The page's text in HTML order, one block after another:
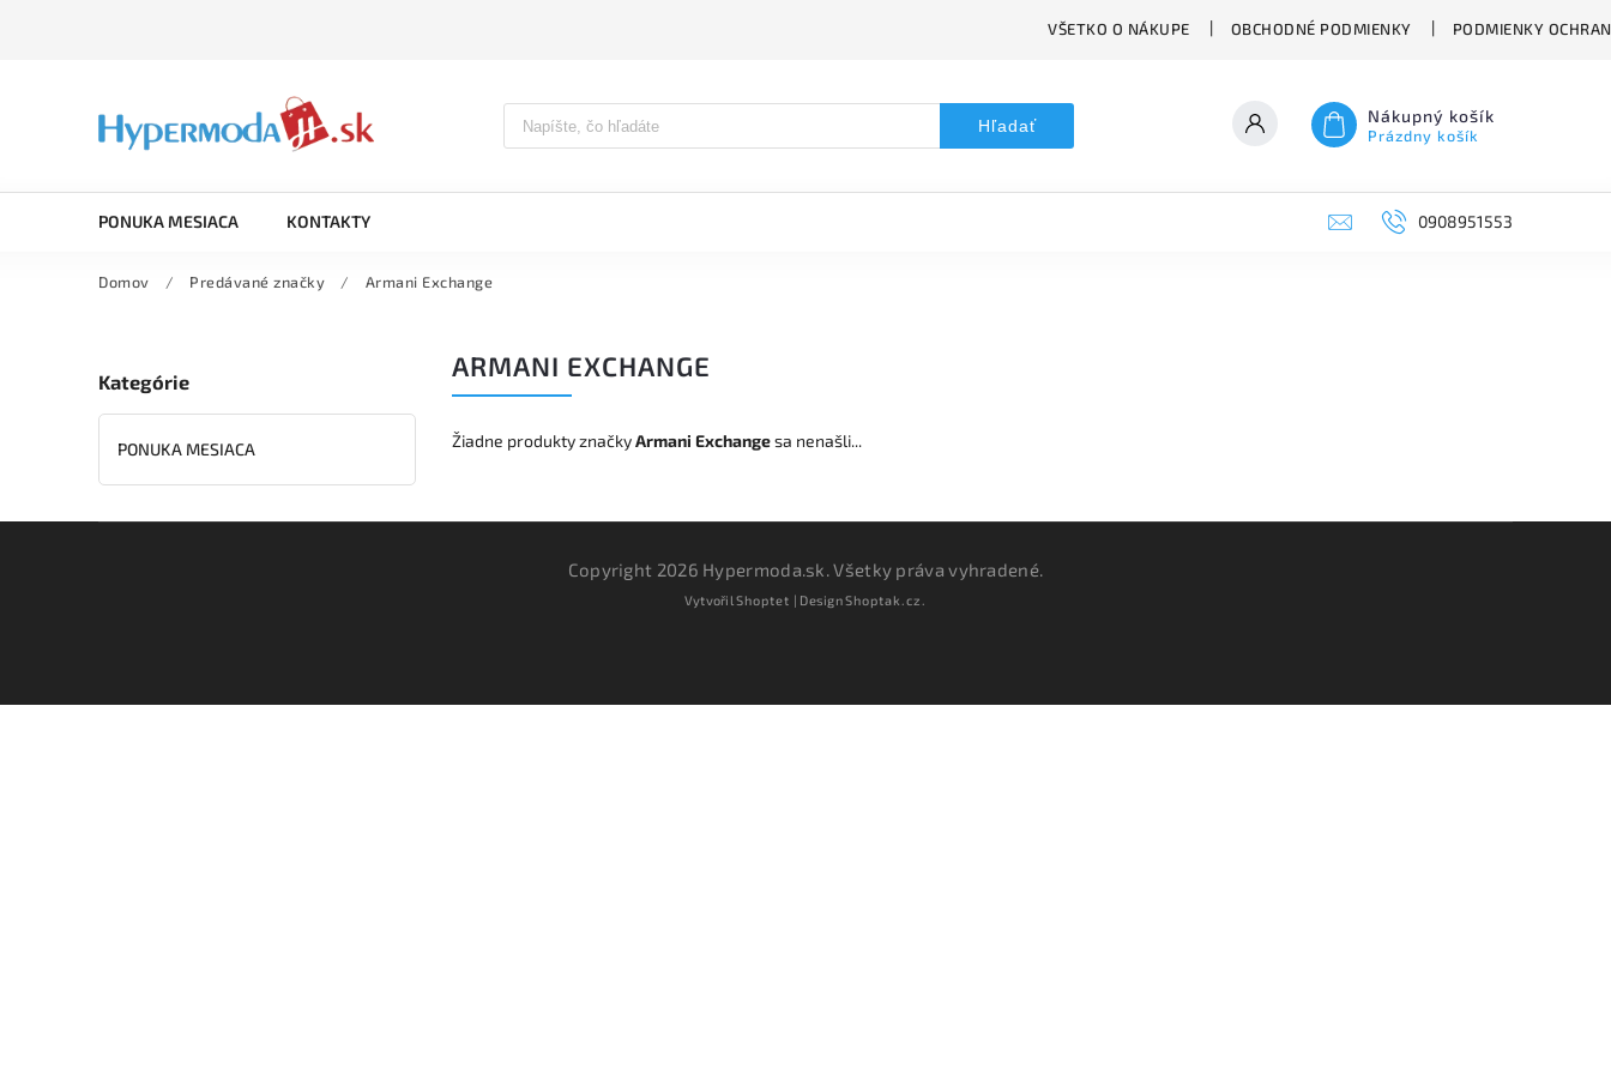
VŠETKO O NÁKUPE OBCHODNÉ PODMIENKY PODMIENKY
Hľadať Nákupný košík
Prázdny košík
PONUKA MESIACA KONTAKTY 0908951553
Domov / Predávané značky / Armani Exchange
Kategórie
PONUKA MESIACA
ARMANI EXCHANGE
Žiadne produkty značkyArmani Exchangesa nenašli...
Copyright 2026 Hypermoda.sk. Všetky práva vyhradené.
VytvořilShoptet | DesignShoptak.cz.